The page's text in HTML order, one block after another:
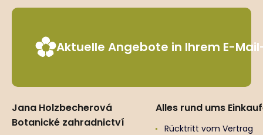
Aktuelle Angebote in Ihrem E-
Jana Holzbecherová
Botanické zahradnictví
Alles rund ums
Rücktritt vom Vertrag